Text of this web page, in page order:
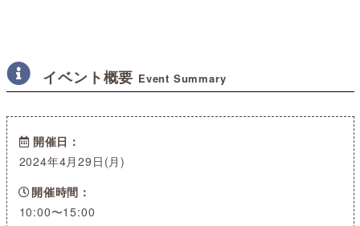
イベント概要 Event Summary
開催日
2024年4月29日(月)
開催時間
10:00〜15:00